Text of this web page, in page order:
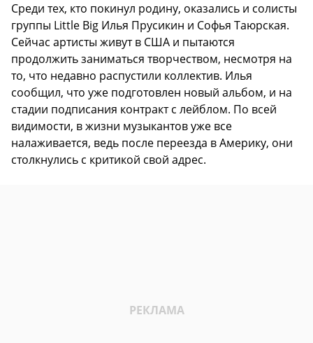
Среди тех, кто покинул родину, оказались и солисты
группы Little Big Илья Прусикин и Софья Таюрская.
Сейчас артисты живут в США и пытаются
продолжить заниматься творчеством, несмотря на
то, что недавно распустили коллектив. Илья
сообщил, что уже подготовлен новый альбом, и на
стадии подписания контракт с лейблом. По всей
видимости, в жизни музыкантов уже все
налаживается, ведь после переезда в Америку, они
столкнулись с критикой свой адрес.